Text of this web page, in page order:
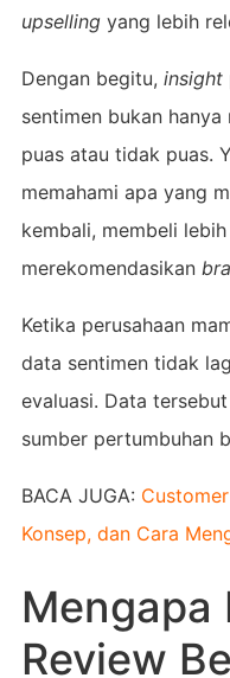
upsellingyang lebih
Dengan begitu, insight
sentimen bukan
puas atau tidak puas.
memahami apa yang
kembali, membeli
merekomendasikan
Ketika perusahaan
data sentimen tidak
evaluasi. Data
sumber pertumbuhan
BACA JUGA:
Konsep, dan Cara
Mengapa
Review